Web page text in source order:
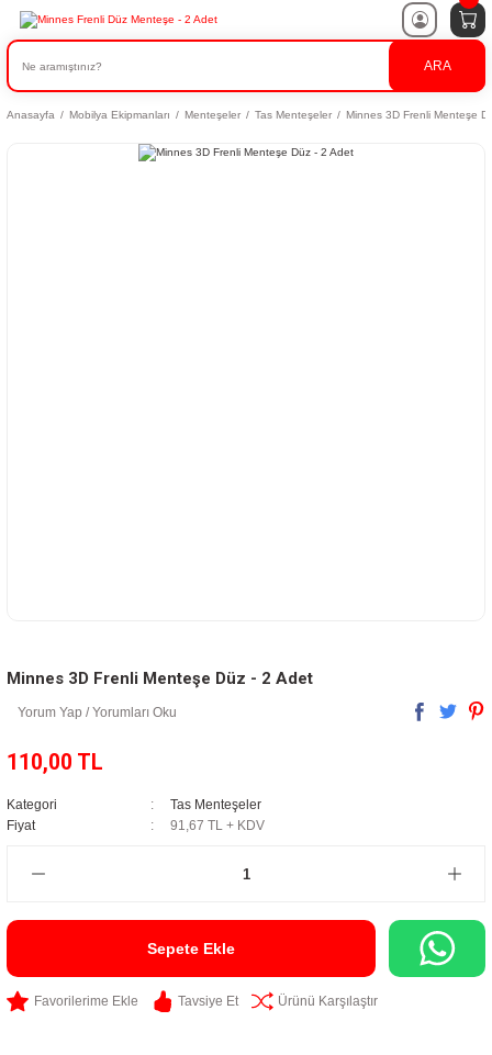
ARA
Anasayfa Mobilya Ekipmanları Menteşeler Tas Menteşeler Minnes 3D Frenli Menteşe
Minnes 3D Frenli Menteşe Düz - 2 Adet
Yorum Yap / Yorumları Oku
110,00 TL
Kategori
Tas Menteşeler
Fiyat
91,67 TL + KDV
Sepete Ekle
Tavsiye Et Ürünü Karşılaştır